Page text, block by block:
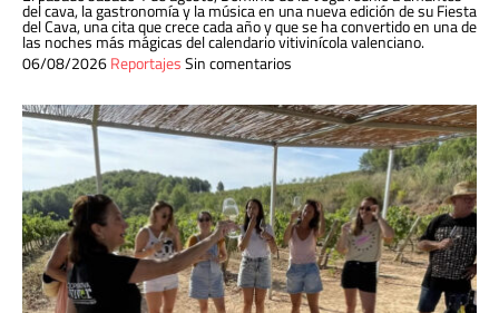
del cava, la gastronomía y la música en una nueva edición de su Fiesta
del Cava, una cita que crece cada año y que se ha convertido en una de
las noches más mágicas del calendario vitivinícola valenciano.
06/08/2026ReportajesSin comentarios